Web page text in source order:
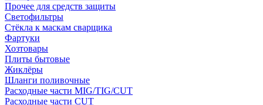
Прочее для средств защиты
Светофильтры
Стёкла к маскам сварщика
Фартуки
Хозтовары
Плиты бытовые
Жиклёры
Шланги поливочные
Расходные части MIG/TIG/CUT
Расходные части CUT